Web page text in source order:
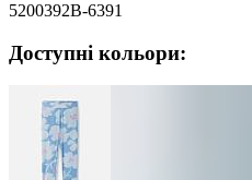
5200392B-6391
Доступні кольори: